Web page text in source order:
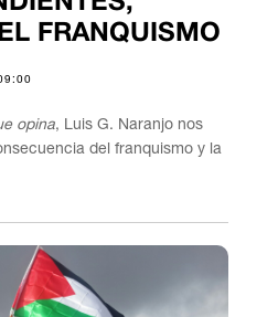
FRANQUISMO
opina, Luis G. Naranjo nos
del franquismo y la